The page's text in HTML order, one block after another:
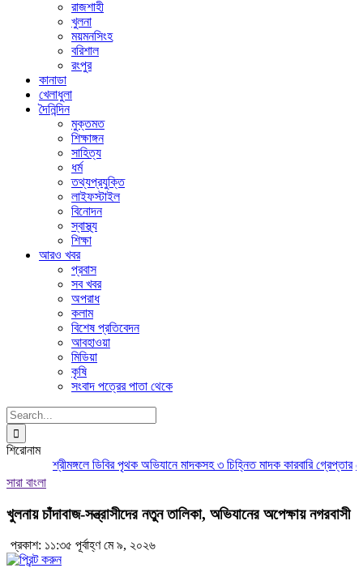
রাজশাহী
খুলনা
ময়মনসিংহ
বরিশাল
রংপুর
কানাডা
খেলাধুলা
দৈনিন্দিন
মুক্তমত
শিক্ষাঙ্গন
সাহিত্য
ধর্ম
তথ্যপ্রযুক্তি
লাইফস্টাইল
বিনোদন
স্বাস্থ্য
শিক্ষা
আরও খবর
প্রবাস
সব খবর
অপরাধ
কলাম
বিশেষ প্রতিবেদন
আবহাওয়া
মিডিয়া
কৃষি
সংবাদ পত্রের পাতা থেকে
Search
for:
শিরোনাম
শ্রীমঙ্গলে ডিবির পৃথক অভিযানে মাদকসহ ৩ চিহ্নিত মাদক কারবারি গ্রেপ্তার
সারা বাংলা
খুলনায় চাঁদাবাজ-সন্ত্রাসীদের নতুন তালিকা, অভিযানের অপেক্ষায় নগরবাসী
প্রকাশ: ১১:৩৫ পূর্বাহ্ণ মে ৯, ২০২৬